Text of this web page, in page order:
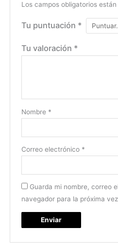
Los campos obligatorios
Tu puntuación *
Tu valoración *
Nombre *
Correo electrónico *
Guarda mi nombre, correo
navegador para la próxima